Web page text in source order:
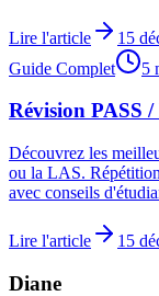
Lire l'article
15
Guide Complet
5
Révision PASS
Découvrez les
ou la LAS.
avec conseils
Lire l'article 15
Diane